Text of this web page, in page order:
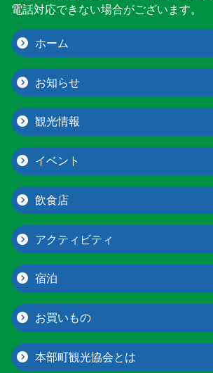
電話対応できない場合がございます。
ホーム
お知らせ
観光情報
イベント
飲食店
アクティビティ
宿泊
お買いもの
本部町観光協会とは